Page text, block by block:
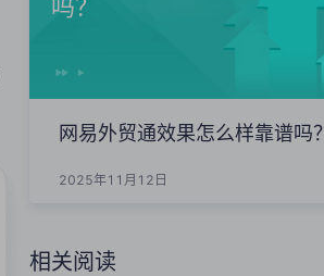
吗？
网易外贸通效果怎么样靠谱吗？
2025年11月12日
相关阅读